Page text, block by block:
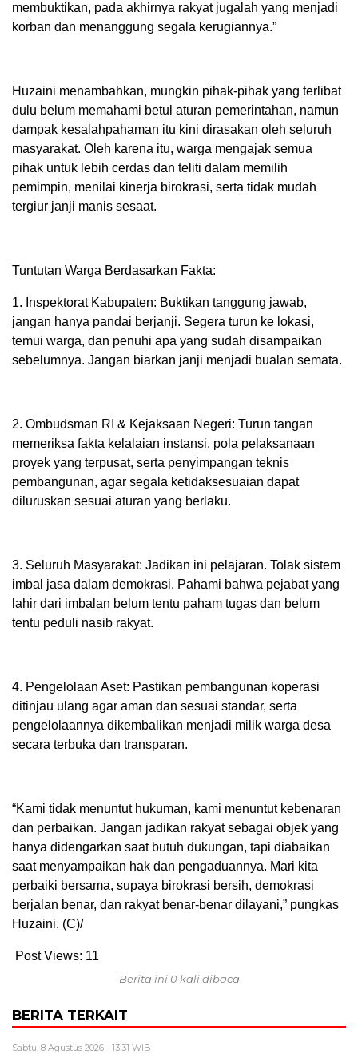
membuktikan, pada akhirnya rakyat jugalah yang menjadi
korban dan menanggung segala kerugiannya.”
Huzaini menambahkan, mungkin pihak-pihak yang terlibat
dulu belum memahami betul aturan pemerintahan, namun
dampak kesalahpahaman itu kini dirasakan oleh seluruh
masyarakat. Oleh karena itu, warga mengajak semua
pihak untuk lebih cerdas dan teliti dalam memilih
pemimpin, menilai kinerja birokrasi, serta tidak mudah
tergiur janji manis sesaat.
Tuntutan Warga Berdasarkan Fakta:
1. Inspektorat Kabupaten: Buktikan tanggung jawab,
jangan hanya pandai berjanji. Segera turun ke lokasi,
temui warga, dan penuhi apa yang sudah disampaikan
sebelumnya. Jangan biarkan janji menjadi bualan semata.
2. Ombudsman RI & Kejaksaan Negeri: Turun tangan
memeriksa fakta kelalaian instansi, pola pelaksanaan
proyek yang terpusat, serta penyimpangan teknis
pembangunan, agar segala ketidaksesuaian dapat
diluruskan sesuai aturan yang berlaku.
3. Seluruh Masyarakat: Jadikan ini pelajaran. Tolak sistem
imbal jasa dalam demokrasi. Pahami bahwa pejabat yang
lahir dari imbalan belum tentu paham tugas dan belum
tentu peduli nasib rakyat.
4. Pengelolaan Aset: Pastikan pembangunan koperasi
ditinjau ulang agar aman dan sesuai standar, serta
pengelolaannya dikembalikan menjadi milik warga desa
secara terbuka dan transparan.
“Kami tidak menuntut hukuman, kami menuntut kebenaran
dan perbaikan. Jangan jadikan rakyat sebagai objek yang
hanya didengarkan saat butuh dukungan, tapi diabaikan
saat menyampaikan hak dan pengaduannya. Mari kita
perbaiki bersama, supaya birokrasi bersih, demokrasi
berjalan benar, dan rakyat benar-benar dilayani,” pungkas
Huzaini. (C)/
Post Views: 11
Berita ini 0 kali dibaca
BERITA TERKAIT
Sabtu, 8 Agustus 2026 - 13:31 WIB